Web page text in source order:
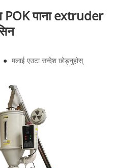
POK पाना extruder
● मलाई एउटा सन्देश छोड्नुहोस्